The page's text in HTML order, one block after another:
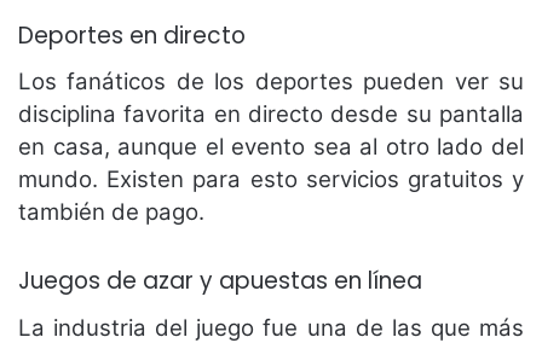
Deportes en directo
Los fanáticos de los deportes pueden ver su
disciplina favorita en directo desde su pantalla
en casa, aunque el evento sea al otro lado del
mundo. Existen para esto servicios gratuitos y
también de pago.
Juegos de azar y apuestas en línea
La industria del juego fue una de las que más